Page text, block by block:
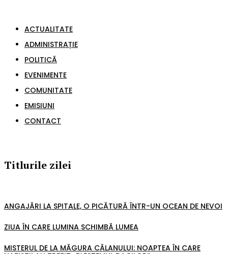
ACTUALITATE
ADMINISTRAȚIE
POLITICĂ
EVENIMENTE
COMUNITATE
EMISIUNI
CONTACT
Titlurile zilei
ANGAJĂRI LA SPITALE, O PICĂTURĂ ÎNTR-UN OCEAN DE NEVOI
ZIUA ÎN CARE LUMINA SCHIMBĂ LUMEA
MISTERUL DE LA MĂGURA CĂLANULUI: NOAPTEA ÎN CARE